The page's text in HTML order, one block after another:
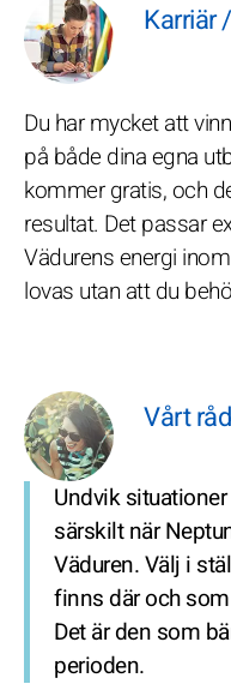
Karriär
Du har mycket att
på både dina egna
kommer gratis, och
resultat. Det passar
Vädurens energi
lovas utan att du
Vårt
Undvik
särskilt när
Väduren. Välj i
finns där och
Det är den som
perioden.